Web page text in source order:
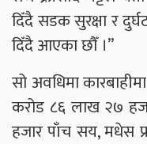
दिँदै सडक सुरक्षा र
दिँदै आएका छौँ ।”
सो अवधिमा
करोड ८६ लाख २७
हजार पाँच सय, मधेस